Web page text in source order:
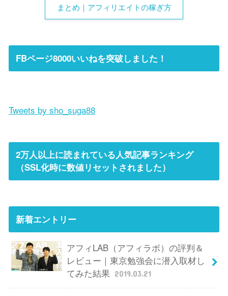
まとめ｜アフィリエイトの稼ぎ方
FBページ8000いいねを突破しました！
Tweets by sho_suga88
2万人以上に読まれている人気記事ランキング
（SSL化時に数値リセットされました）
新着エントリー
アフィLAB（アフィラボ）の評判＆
レビュー｜東京勉強会に潜入取材し
てみた結果
2019.03.21